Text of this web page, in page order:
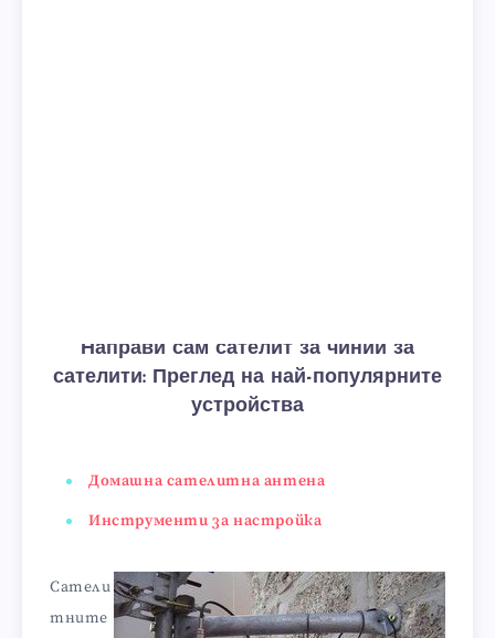
Направи сам сателит за чинии за
сателити: Преглед на най-популярните
устройства
Домашна сателитна антена
Инструменти за настройка
Сатели
тните